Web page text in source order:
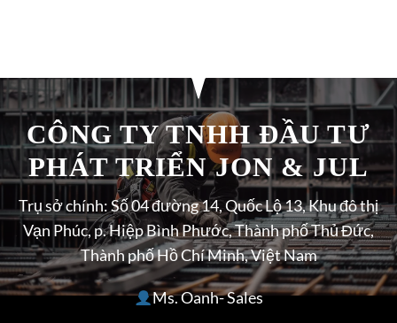
CÔNG TY TNHH ĐẦU TƯ
PHÁT TRIỂN JON & JUL
Trụ sở chính: Số 04 đường 14, Quốc Lộ 13, Khu đô thị
Vạn Phúc, p. Hiệp Bình Phước, Thành phố Thủ Đức,
Thành phố Hồ Chí Minh, Việt Nam
Ms. Oanh- Sales